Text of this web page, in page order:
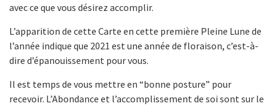
avec ce que vous désirez accomplir.
L’apparition de cette Carte en cette première Pleine Lune de
l’année indique que 2021 est une année de floraison, c’est-à-
dire d’épanouissement pour vous.
Il est temps de vous mettre en “bonne posture” pour
recevoir. L’Abondance et l’accomplissement de soi sont sur le